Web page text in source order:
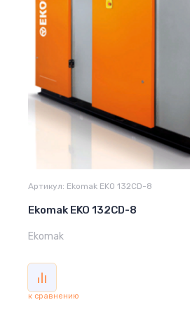
Артикул: Ekomak EKO 132CD-8
Ekomak EKO 132CD-8
Ekomak
к сравнению